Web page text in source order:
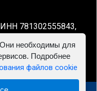
781302555843,
необходимы для
Подробнее
файлов cookie